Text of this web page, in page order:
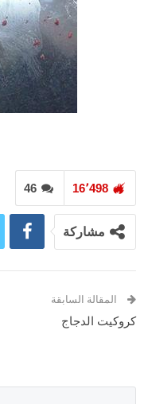
46 16٬498
مشاركة
المقالة السابقة
كروكيت الدجاج